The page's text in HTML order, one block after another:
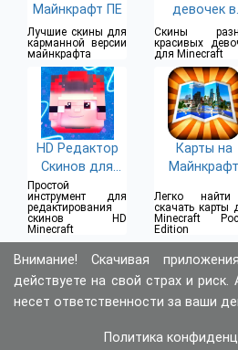
Майнкрафт ПЕ
Лучшие скины для
карманной версии
майнкрафта
девочек в
Майнкрафт
Скины
красивых
для Minecraft
HD Редактор
Скинов для
Майнкрафт(128
x128)
Простой
инструмент для
редактирования
скинов HD
Minecraft
Карты на
Майнкрафт
Легко
скачать карты
Minecraft
Edition
Внимание! Скачивая
действуете на свой страх и
несет ответственности за ваши
Политика